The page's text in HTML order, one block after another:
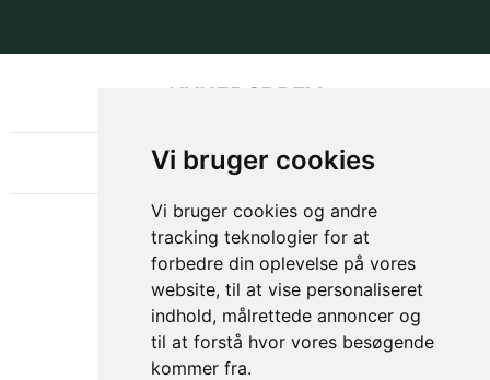
Vi bruger cookies
Vi bruger cookies og andre
tracking teknologier for at
forbedre din oplevelse på vores
website, til at vise personaliseret
indhold, målrettede annoncer og
til at forstå hvor vores besøgende
kommer fra.
NYHEDSBREV
OM GAMECHANGER